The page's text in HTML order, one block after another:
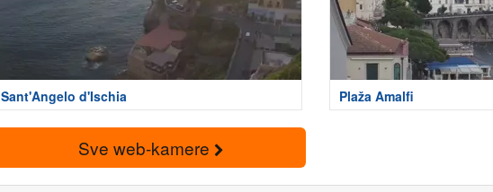
Sant'Angelo d'Ischia Plaža Amalfi
Sve web-kamere